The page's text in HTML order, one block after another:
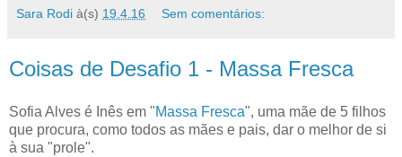
Sara Rodi à(s) 19.4.16 Sem comentários:
Coisas de Desafio 1 - Massa Fresca
Sofia Alves é Inês em "Massa Fresca", uma mãe de 5 filhos
que procura, como todos as mães e pais, dar o melhor de si
à sua "prole".